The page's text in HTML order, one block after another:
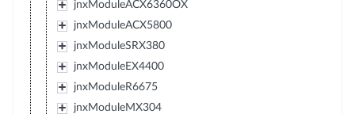
jnxModuleACX6360OX
jnxModuleACX5800
jnxModuleSRX380
jnxModuleEX4400
jnxModuleR6675
jnxModuleMX304